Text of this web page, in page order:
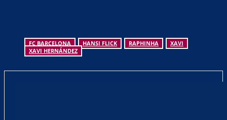
FC BARCELONA HANSI FLICK RAPHINHA
XAVI
XAVI HERNÁNDEZ